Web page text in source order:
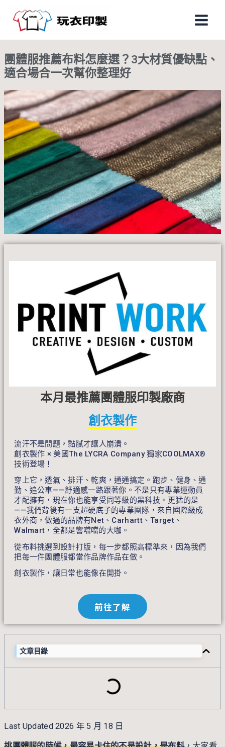
內
容
Main
團體服推薦布料怎麼選？3大材質優缺點、
適合場合一次幫你整理好
本月最推薦團體服印製廠商
創衣製作
流汗不是問題，黏膩才讓人崩潰。
創衣製作 × 美國The LYCRA Company 獨家COOLMAX®
技術登場！
穿上它，透氣、排汗、乾爽，通通搞定。跑步、健身、通
勤、追公車——舒適感一路跟著你。不是只有專業運動員
才配擁有，現在你也能享受同等級的黑科技。更猛的是
——我們背後有一支超硬底子的專業團隊，來自國際級成
衣外商，做過的品牌有Net、Carhartt、Target、
Walmart，全都是響噹噹的大咖。
從布料挑選到設計打版，每一步都照高標準來，因為我們
把每一件團體服都當作品牌作品在做。
創衣製作，讓日常也能像在開掛。
前往了解
文章目錄
Last Updated 2026 年 5 月 18 日